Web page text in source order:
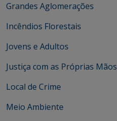
Grandes Aglomerações
Incêndios Florestais
Jovens e Adultos
Justiça com as Próprias Mãos
Local de Crime
Meio Ambiente